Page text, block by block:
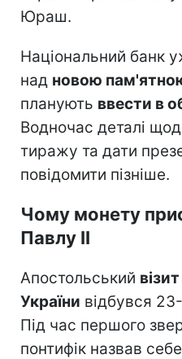
Юраш.
Національний банк
над новою
планують ввести в
Водночас деталі
тиражу та дати
повідомити пізніше.
Чому монету
Павлу II
Апостольський
України відбувся
Під час першого
понтифік назвав